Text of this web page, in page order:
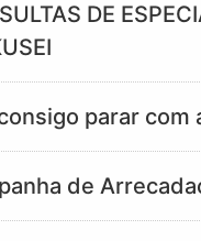
DE
parar com
de